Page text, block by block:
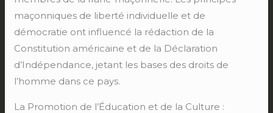
maçonniques de liberté individuelle et de
démocratie ont influencé la rédaction de la
Constitution américaine et de la Déclaration
d’Indépendance, jetant les bases des droits de
l’homme dans ce pays.
La Promotion de l’Éducation et de la Culture :